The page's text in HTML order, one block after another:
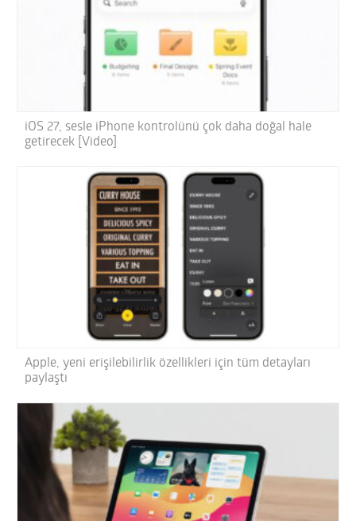
iOS 27, sesle iPhone kontrolünü çok daha doğal hale
getirecek [Video]
Apple, yeni erişilebilirlik özellikleri için tüm detayları
paylaştı